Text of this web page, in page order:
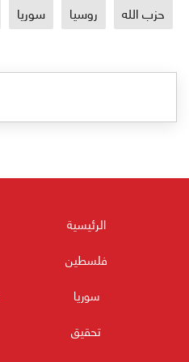
حزب الله روسيا سوريا
الرئيسية
فلسطين
سوريا
تحقيق